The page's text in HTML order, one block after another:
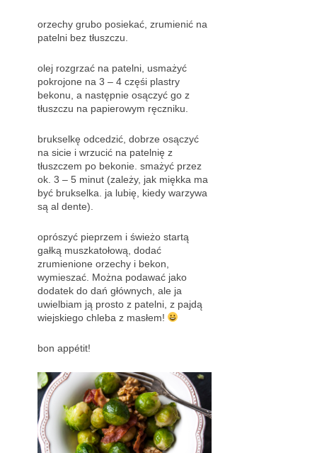
orzechy grubo posiekać, zrumienić na
patelni bez tłuszczu.
olej rozgrzać na patelni, usmażyć
pokrojone na 3 – 4 częśi plastry
bekonu, a następnie osączyć go z
tłuszczu na papierowym ręczniku.
brukselkę odcedzić, dobrze osączyć
na sicie i wrzucić na patelnię z
tłuszczem po bekonie. smażyć przez
ok. 3 – 5 minut (zależy, jak miękka ma
być brukselka. ja lubię, kiedy warzywa
są al dente).
oprószyć pieprzem i świeżo startą
gałką muszkatołową, dodać
zrumienione orzechy i bekon,
wymieszać. Można podawać jako
dodatek do dań głównych, ale ja
uwielbiam ją prosto z patelni, z pajdą
wiejskiego chleba z masłem!
bon appétit!